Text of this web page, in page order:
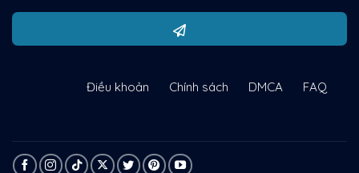
FAQ
DMCA
Chính sách
Điều khoản